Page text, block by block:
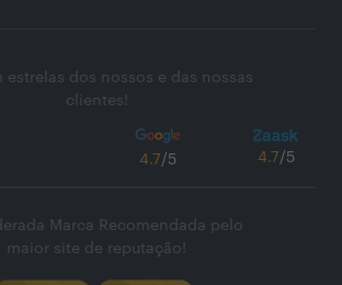
estrelas dos nossos e das nossas
clientes!
4.7/5 4.7/5
Marca Recomendada pelo
maior site de reputação!